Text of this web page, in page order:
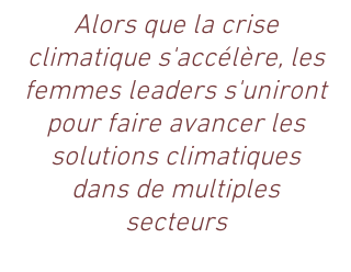
Alors que la crise
climatique s'accélère, les
femmes leaders s'uniront
pour faire avancer les
solutions climatiques
dans de multiples
secteurs